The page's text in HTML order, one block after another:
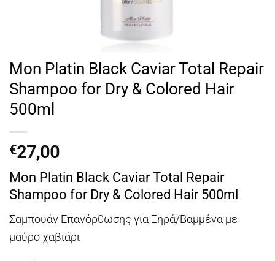
Mon Platin Black Caviar Total Repair
Shampoo for Dry & Colored Hair
500ml
€27,00
Mon Platin Black Caviar Total Repair
Shampoo for Dry & Colored Hair 500ml
Σαμπουάν Επανόρθωσης για Ξηρά/Βαμμένα με
μαύρο χαβιάρι